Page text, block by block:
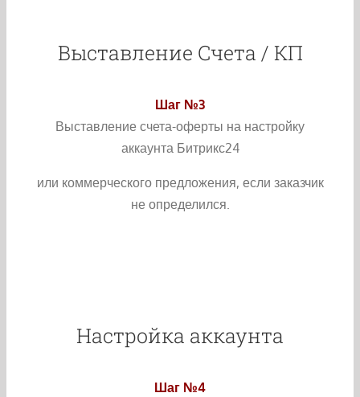
Выставление Счета / КП
Шаг №3
Выставление счета-оферты на настройку
аккаунта Битрикс24
или коммерческого предложения, если заказчик
не определился.
Настройка аккаунта
Шаг №4